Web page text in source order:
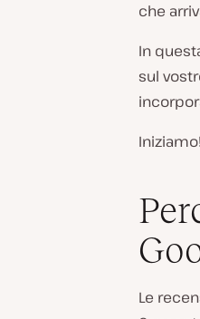
che
In
sul
Iniziamo!
Le